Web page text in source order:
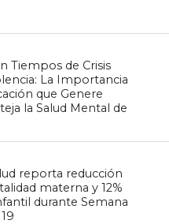
Tiempos de Crisis
La Importancia
que Genere
la Salud Mental de
reporta reducción
materna y 12%
durante Semana